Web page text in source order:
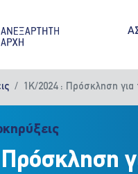
1Κ/2024 : Πρόσκληση για